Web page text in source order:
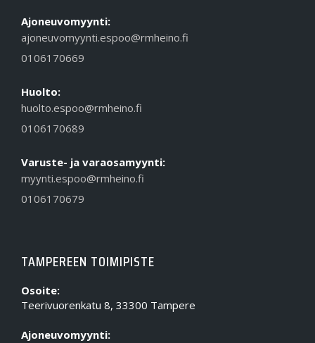
Ajoneuvomyynti:
ajoneuvomyynti.espoo@rmheino.fi
0106170669
Huolto:
huolto.espoo@rmheino.fi
0106170689
Varuste- ja varaosamyynti:
myynti.espoo@rmheino.fi
0106170679
TAMPEREEN TOIMIPISTE
Osoite:
Teerivuorenkatu 8, 33300 Tampere
Ajoneuvomyynti: